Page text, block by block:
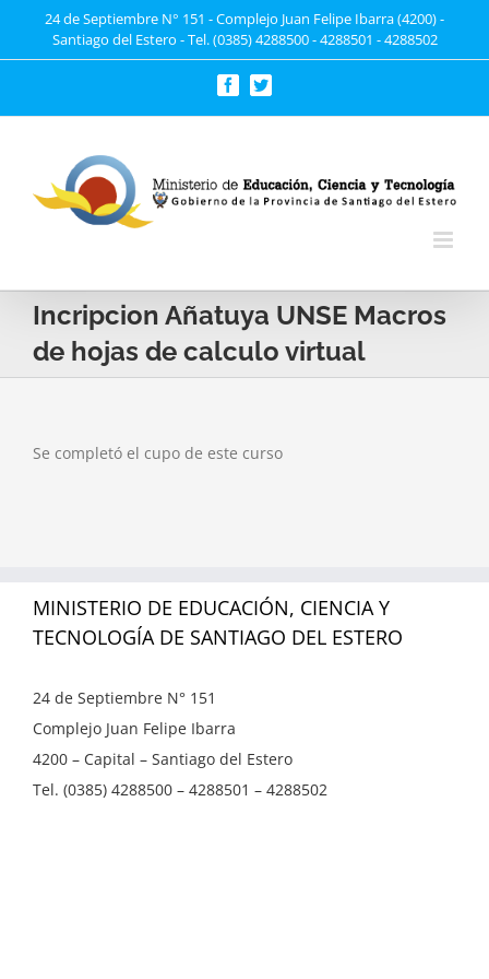
24 de Septiembre N° 151 - Complejo Juan Felipe Ibarra (4200) -
Santiago del Estero - Tel. (0385) 4288500 - 4288501 - 4288502
FacebookTwitter
Incripcion Añatuya UNSE Macros
de hojas de calculo virtual
Se completó el cupo de este curso
MINISTERIO DE EDUCACIÓN, CIENCIA Y
TECNOLOGÍA DE SANTIAGO DEL ESTERO
24 de Septiembre N° 151
Complejo Juan Felipe Ibarra
4200 – Capital – Santiago del Estero
Tel. (0385) 4288500 – 4288501 – 4288502